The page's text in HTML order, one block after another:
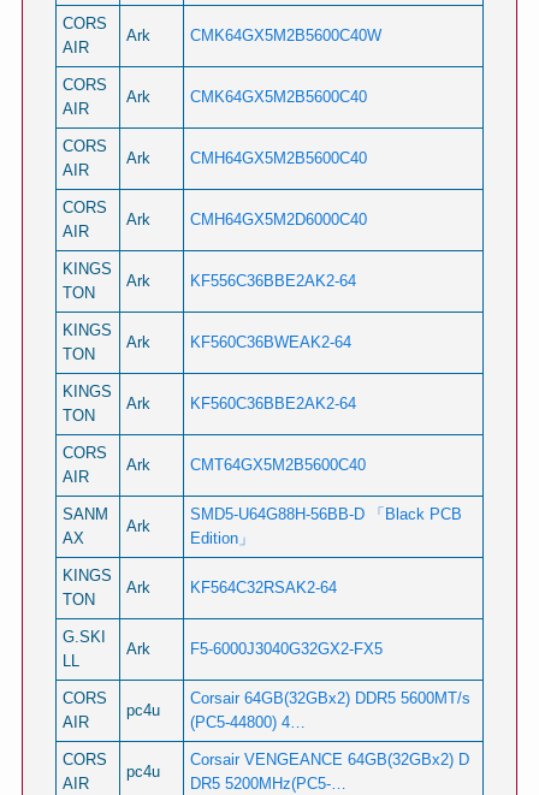
CORS
AIR
Ark CMK64GX5M2B5600C40W
CORS
AIR
Ark CMK64GX5M2B5600C40
CORS
AIR
Ark CMH64GX5M2B5600C40
CORS
AIR
Ark CMH64GX5M2D6000C40
KINGS
TON
Ark KF556C36BBE2AK2-64
KINGS
TON
Ark KF560C36BWEAK2-64
KINGS
TON
Ark KF560C36BBE2AK2-64
CORS
AIR
Ark CMT64GX5M2B5600C40
SANM
AX
Ark
SMD5-U64G88H-56BB-D 「Black PCB
Edition」
KINGS
TON
Ark KF564C32RSAK2-64
G.SKI
LL
Ark F5-6000J3040G32GX2-FX5
CORS
AIR
pc4u
Corsair 64GB(32GBx2) DDR5 5600MT/s
(PC5-44800) 4…
CORS
AIR
pc4u
Corsair VENGEANCE 64GB(32GBx2) D
DR5 5200MHz(PC5-…